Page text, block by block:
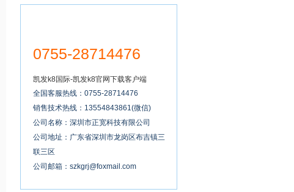
0755-28714476
凯发k8国际-凯发k8官网下载客户端
全国客服热线：0755-28714476
销售技术热线：13554843861(微信)
公司名称：深圳市正宽科技有限公司
公司地址：广东省深圳市龙岗区布吉镇三
联三区
公司邮箱： szkgrj@foxmail.com